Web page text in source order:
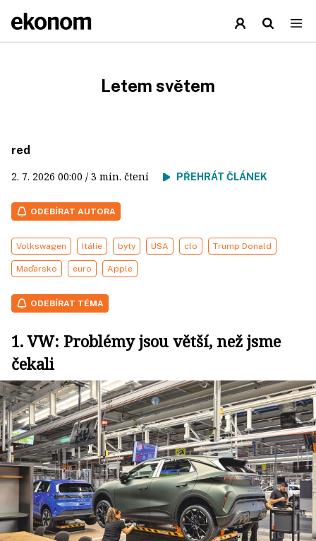
Letem světem
red
2. 7. 2026 00:00 / 3 min. čtení PŘEHRÁT ČLÁNEK
ODEBÍRAT AUTORA
Volkswagen Itálie byty USA clo Trump Donald
Maďarsko euro Apple
ODEBÍRAT TÉMA
1. VW: Problémy jsou větší, než jsme
čekali